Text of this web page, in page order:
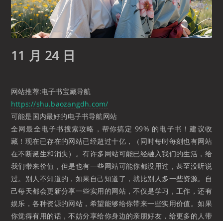
11 月 24 日
网站推荐:电子书宝藏导航
https://shu.baozangdh.com/
可能是国内最好的电子书导航网站
全网最全电子书搜索攻略，帮你搞定 99% 的电子书！建议收
藏！现在已存在的网站已经超过十亿，（同时每时每刻也有网站
在不断诞生和消失）。有许多网站可能已经融入我们的生活，给
我们带来价值，但是也有一些网站可能你都没用过，甚至没听说
过。别人不知道的，如果自己知道了，就比别人多一些资源。自
己每天都会更新分享一些实用的网站，不仅是学习，工作，还有
娱乐，各种资源的网站，希望能够给你带来一些实用价值。如果
你觉得有用的话，不妨分享给你身边的亲朋好友，给更多的人带